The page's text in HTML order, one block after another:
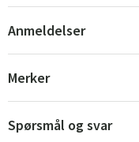
Norge
Anmeldelser
Merker
Spørsmål og svar